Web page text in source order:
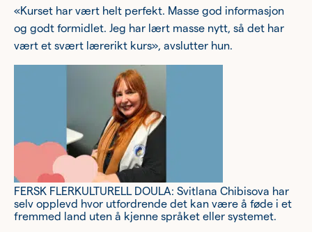
«Kurset har vært helt perfekt. Masse god informasjon
og godt formidlet. Jeg har lært masse nytt, så det har
vært et svært lærerikt kurs», avslutter hun.
FERSK FLERKULTURELL DOULA: Svitlana Chibisova har
selv opplevd hvor utfordrende det kan være å føde i et
fremmed land uten å kjenne språket eller systemet.